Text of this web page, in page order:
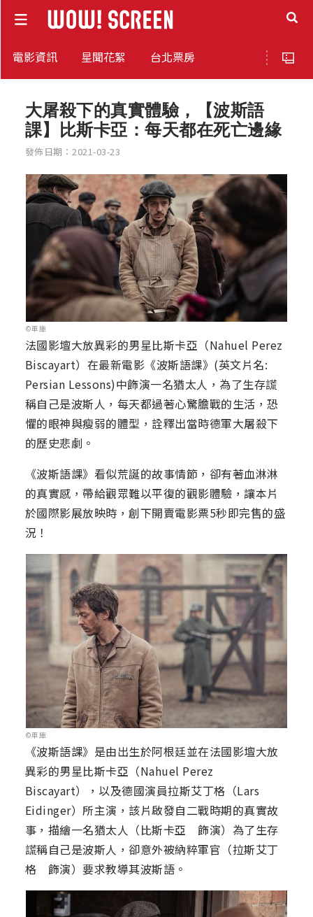
電影資訊 星聞花絮 台北票房
大屠殺下的真實體驗，【波斯語
課】比斯卡亞：每天都在死亡邊緣
發佈日期：2021-03-23
©車庫
法國影壇大放異彩的男星比斯卡亞（Nahuel Perez
Biscayart）在最新電影《波斯語課》(英文片名:
Persian Lessons)中飾演一名猶太人，為了生存謊
稱自己是波斯人，每天都過著心驚膽戰的生活，恐
懼的眼神與瘦弱的體型，詮釋出當時德軍大屠殺下
的歷史悲劇。
《波斯語課》看似荒誕的故事情節，卻有著血淋淋
的真實感，帶給觀眾難以平復的觀影體驗，讓本片
於國際影展放映時，創下開賣電影票5秒即完售的盛
況！
©車庫
《波斯語課》是由出生於阿根廷並在法國影壇大放
異彩的男星比斯卡亞（Nahuel Perez
Biscayart），以及德國演員拉斯艾丁格（Lars
Eidinger）所主演，該片啟發自二戰時期的真實故
事，描繪一名猶太人（比斯卡亞 飾演）為了生存
謊稱自己是波斯人，卻意外被納粹軍官（拉斯艾丁
格 飾演）要求教導其波斯語。